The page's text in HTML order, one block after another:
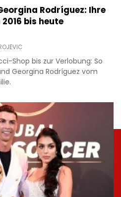
Rodríguez: Ihre
bis heute
Shop bis zur Verlobung: So
Georgina Rodríguez vom